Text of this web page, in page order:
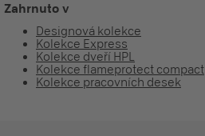
Zahrnuto v
Designová kolekce
Kolekce Express
Kolekce dveří HPL
Kolekce flameprotect compact
Kolekce pracovních desek